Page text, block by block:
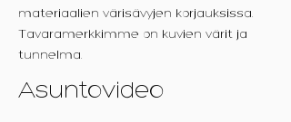
materiaalien värisävyjen korjauksissa.
Tavaramerkkimme on kuvien värit ja
tunnelma.
Asuntovideo